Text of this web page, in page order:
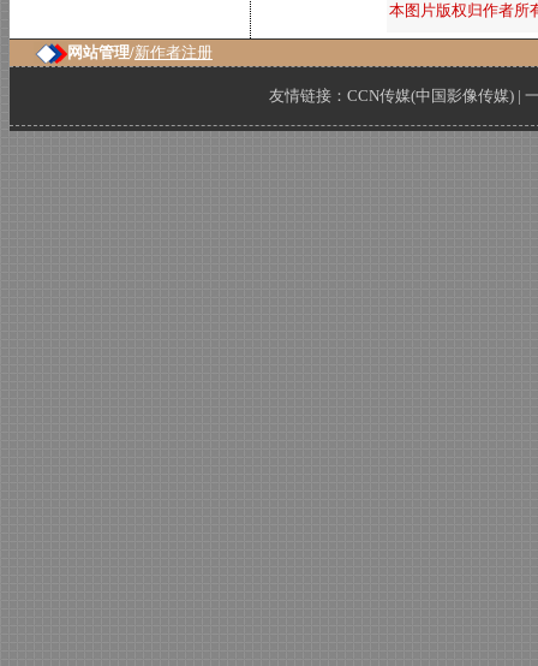
本图片版权归作者所
网站管理/新作者注册
友情链接： CCN传媒(中国影像传媒) |